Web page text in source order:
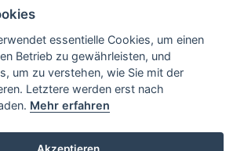
COMMUNITY
TV
essentielle Cookies, um einen
Betrieb zu gewährleisten, und
um zu verstehen, wie Sie mit der
Letztere werden erst nach
Mehr erfahren